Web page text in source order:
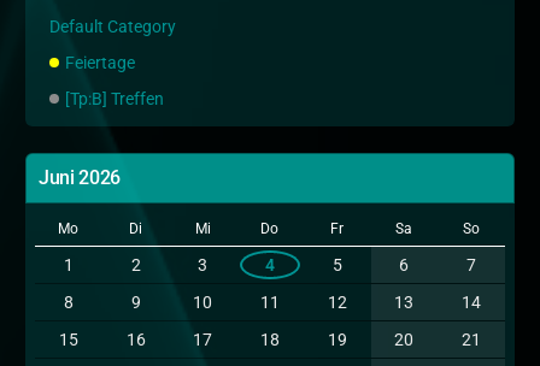
Default Category
Feiertage
[Tp:B] Treffen
Juni 2026
Mo Di Mi Do Fr Sa So
1 2 3 4 5 6
7
8
9 10 11 12 13
14
15
16 17 18 19 20
21